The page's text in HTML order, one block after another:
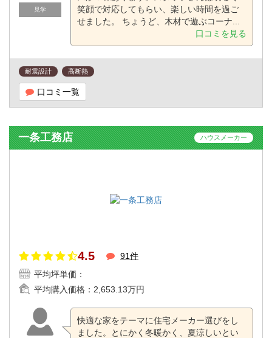
見学
笑顔で対応してもらい、楽しい時間を過ご
せました。 ちょうど、木材で遊ぶコーナ...
口コミを見る
耐震設計 高断熱
口コミ一覧
一条工務店 ハウスメーカー
4.5
91件
平均坪単価：
平均購入価格： 2,653.13万円
快適な家をテーマに住宅メーカー選びをし
ました。とにかく冬暖かく、夏涼しいとい